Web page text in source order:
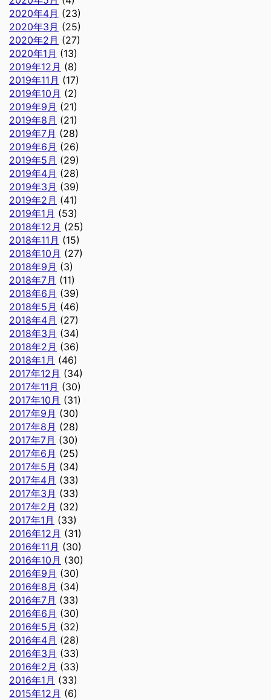
2020年4月 (23)
2020年3月 (25)
2020年2月 (27)
2020年1月 (13)
2019年12月 (8)
2019年11月 (17)
2019年10月 (2)
2019年9月 (21)
2019年8月 (21)
2019年7月 (28)
2019年6月 (26)
2019年5月 (29)
2019年4月 (28)
2019年3月 (39)
2019年2月 (41)
2019年1月 (53)
2018年12月 (25)
2018年11月 (15)
2018年10月 (27)
2018年9月 (3)
2018年7月 (11)
2018年6月 (39)
2018年5月 (46)
2018年4月 (27)
2018年3月 (34)
2018年2月 (36)
2018年1月 (46)
2017年12月 (34)
2017年11月 (30)
2017年10月 (31)
2017年9月 (30)
2017年8月 (28)
2017年7月 (30)
2017年6月 (25)
2017年5月 (34)
2017年4月 (33)
2017年3月 (33)
2017年2月 (32)
2017年1月 (33)
2016年12月 (31)
2016年11月 (30)
2016年10月 (30)
2016年9月 (30)
2016年8月 (34)
2016年7月 (33)
2016年6月 (30)
2016年5月 (32)
2016年4月 (28)
2016年3月 (33)
2016年2月 (33)
2016年1月 (33)
2015年12月 (6)